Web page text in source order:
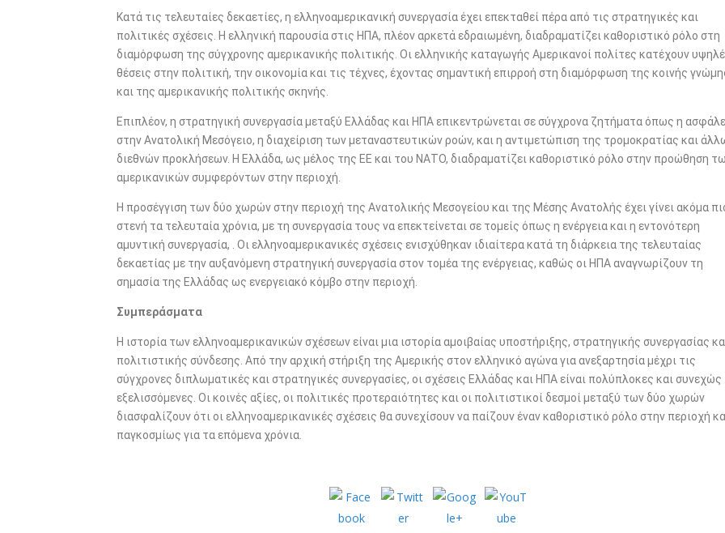
Κατά τις τελευταίες δεκαετίες, η ελληνοαμερικανική συνεργασία έχει επεκταθεί πέρα από τις στρατηγικές και
πολιτικές σχέσεις. Η ελληνική παρουσία στις ΗΠΑ, πλέον αρκετά εδραιωμένη, διαδραματίζει καθοριστικό ρόλο στη
διαμόρφωση της σύγχρονης αμερικανικής πολιτικής. Οι ελληνικής καταγωγής Αμερικανοί πολίτες κατέχουν
θέσεις στην πολιτική, την οικονομία και τις τέχνες, έχοντας σημαντική επιρροή στη διαμόρφωση της κοινής
και της αμερικανικής πολιτικής σκηνής.
Επιπλέον, η στρατηγική συνεργασία μεταξύ Ελλάδας και ΗΠΑ επικεντρώνεται σε σύγχρονα ζητήματα όπως η
στην Ανατολική Μεσόγειο, η διαχείριση των μεταναστευτικών ροών, και η αντιμετώπιση της τρομοκρατίας και
διεθνών προκλήσεων. Η Ελλάδα, ως μέλος της ΕΕ και του ΝΑΤΟ, διαδραματίζει καθοριστικό ρόλο στην προώθηση
αμερικανικών συμφερόντων στην περιοχή.
Η προσέγγιση των δύο χωρών στην περιοχή της Ανατολικής Μεσογείου και της Μέσης Ανατολής έχει γίνει ακόμα
στενή τα τελευταία χρόνια, με τη συνεργασία τους να επεκτείνεται σε τομείς όπως η ενέργεια και η εντονότερη
αμυντική συνεργασία, . Οι ελληνοαμερικανικές σχέσεις ενισχύθηκαν ιδιαίτερα κατά τη διάρκεια της τελευταίας
δεκαετίας με την αυξανόμενη στρατηγική συνεργασία στον τομέα της ενέργειας, καθώς οι ΗΠΑ αναγνωρίζουν τη
σημασία της Ελλάδας ως ενεργειακό κόμβο στην περιοχή.
Συμπεράσματα
Η ιστορία των ελληνοαμερικανικών σχέσεων είναι μια ιστορία αμοιβαίας υποστήριξης, στρατηγικής συνεργασίας
πολιτιστικής σύνδεσης. Από την αρχική στήριξη της Αμερικής στον ελληνικό αγώνα για ανεξαρτησία μέχρι τις
σύγχρονες διπλωματικές και στρατηγικές συνεργασίες, οι σχέσεις Ελλάδας και ΗΠΑ είναι πολύπλοκες και συνεχώς
εξελισσόμενες. Οι κοινές αξίες, οι πολιτικές προτεραιότητες και οι πολιτιστικοί δεσμοί μεταξύ των δύο χωρών
διασφαλίζουν ότι οι ελληνοαμερικανικές σχέσεις θα συνεχίσουν να παίζουν έναν καθοριστικό ρόλο στην περιοχή
παγκοσμίως για τα επόμενα χρόνια.